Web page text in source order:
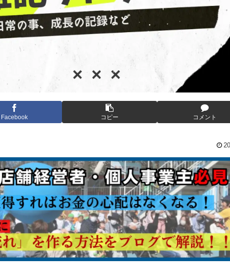
Facebook コピー コメント